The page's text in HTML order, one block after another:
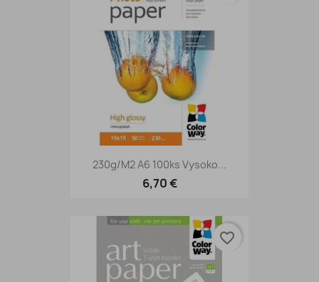
230g/m2 A6 100ks Vysoko...
6,70 €
favorite_border